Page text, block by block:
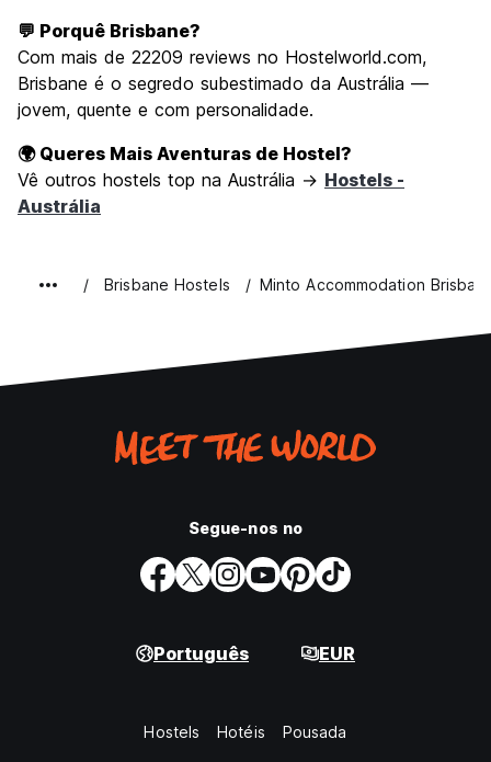
💬 Porquê Brisbane?
Com mais de 22209 reviews no Hostelworld.com,
Brisbane é o segredo subestimado da Austrália —
jovem, quente e com personalidade.
🌍 Queres Mais Aventuras de Hostel?
Vê outros hostels top na Austrália → Hostels -
Austrália
Brisbane Hostels Minto Accommodation
Segue-nos no
Português EUR
Hostels Hotéis Pousada